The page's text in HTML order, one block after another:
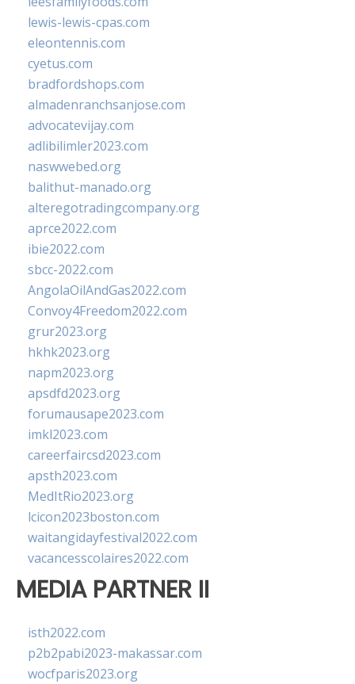
lewis-lewis-cpas.com
eleontennis.com
cyetus.com
bradfordshops.com
almadenranchsanjose.com
advocatevijay.com
adlibilimler2023.com
naswwebed.org
balithut-manado.org
alteregotradingcompany.org
aprce2022.com
ibie2022.com
sbcc-2022.com
AngolaOilAndGas2022.com
Convoy4Freedom2022.com
grur2023.org
hkhk2023.org
napm2023.org
apsdfd2023.org
forumausape2023.com
imkl2023.com
careerfaircsd2023.com
apsth2023.com
MedItRio2023.org
lcicon2023boston.com
waitangidayfestival2022.com
vacancesscolaires2022.com
MEDIA PARTNER II
isth2022.com
p2b2pabi2023-makassar.com
wocfparis2023.org